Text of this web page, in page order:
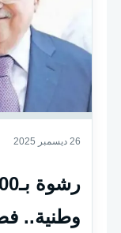
26 ديسمبر 2025
وطنية..